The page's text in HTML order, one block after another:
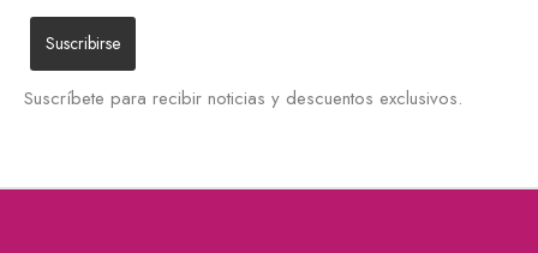
Suscríbete para recibir noticias y descuentos exclusivos.